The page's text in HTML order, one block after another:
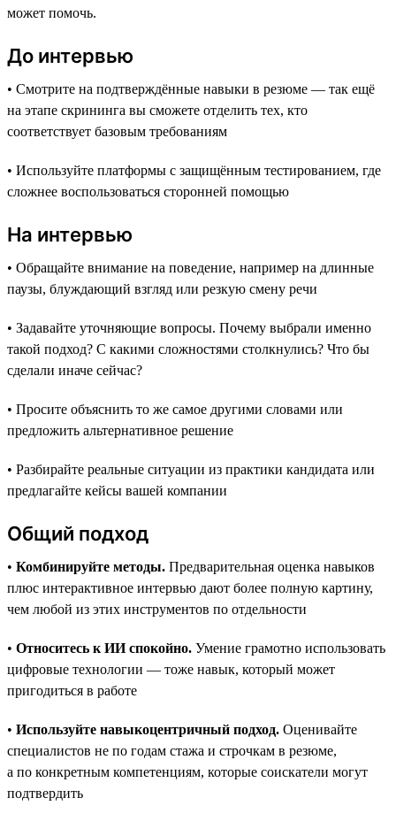
может помочь.
До интервью
• Смотрите на подтверждённые навыки в резюме — так ещё
на этапе скрининга вы сможете отделить тех, кто
соответствует базовым требованиям
• Используйте платформы с защищённым тестированием, где
сложнее воспользоваться сторонней помощью
На интервью
• Обращайте внимание на поведение, например на длинные
паузы, блуждающий взгляд или резкую смену речи
• Задавайте уточняющие вопросы. Почему выбрали именно
такой подход? С какими сложностями столкнулись? Что бы
сделали иначе сейчас?
• Просите объяснить то же самое другими словами или
предложить альтернативное решение
• Разбирайте реальные ситуации из практики кандидата или
предлагайте кейсы вашей компании
Общий подход
• Комбинируйте методы. Предварительная оценка навыков
плюс интерактивное интервью дают более полную картину,
чем любой из этих инструментов по отдельности
• Относитесь к ИИ спокойно. Умение грамотно использовать
цифровые технологии — тоже навык, который может
пригодиться в работе
• Используйте навыкоцентричный подход. Оценивайте
специалистов не по годам стажа и строчкам в резюме,
а по конкретным компетенциям, которые соискатели могут
подтвердить